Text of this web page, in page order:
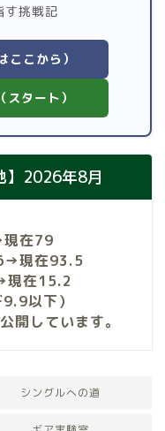
す挑戦記
こから）
タート）
】2026年8月
現在79
現在93.5
現在15.2
以下）
開しています。
シングルへの道